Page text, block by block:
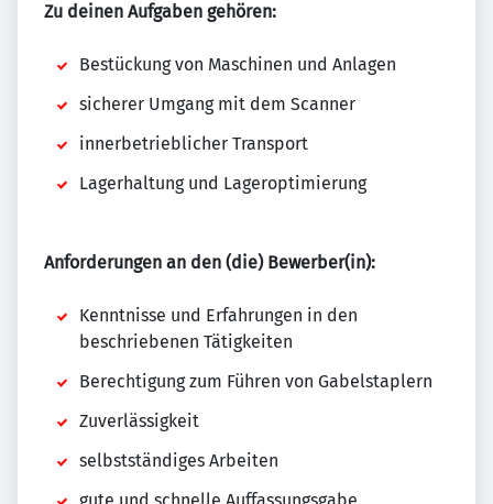
Zu deinen Aufgaben gehören:
Bestückung von Maschinen und Anlagen
sicherer Umgang mit dem Scanner
innerbetrieblicher Transport
Lagerhaltung und Lageroptimierung
Anforderungen an den (die) Bewerber(in):
Kenntnisse und Erfahrungen in den
beschriebenen Tätigkeiten
Berechtigung zum Führen von Gabelstaplern
Zuverlässigkeit
selbstständiges Arbeiten